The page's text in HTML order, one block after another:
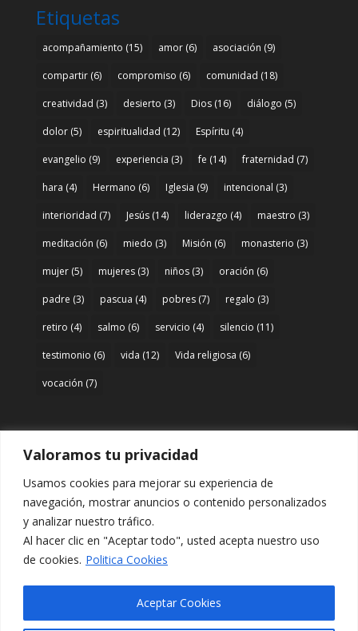
Valoramos tu privacidad
Usamos cookies para mejorar su experiencia de
navegación, mostrar anuncios o contenido personalizados
y analizar nuestro tráfico.
Al hacer clic en "Aceptar todo", usted acepta nuestro uso
de cookies. Politica Cookies
Aceptar Cookies
Etiquetas
acompañamiento (15) amor(6) asociación (9)
compartir(6) compromiso (6) comunidad (18)
creatividad (3) desierto (3) Dios(16) diálogo (5)
dolor(5) espiritualidad (12) Espíritu (4)
evangelio (9) experiencia (3) fe (14) fraternidad (7)
hara (4) Hermano (6) Iglesia (9) intencional (3)
interioridad (7) Jesús(14) liderazgo (4) maestro (3)
meditación (6) miedo (3) Misión (6) monasterio (3)
mujer(5) mujeres(3) niños(3) oración (6)
padre (3) pascua (4) pobres(7) regalo (3)
retiro (4) salmo (6) servicio (4) silencio (11)
testimonio (6) vida (12) Vida religiosa (6)
vocación (7)
Acceso
Entrar